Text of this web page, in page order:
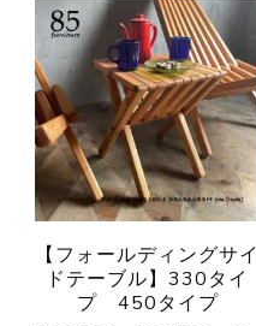
【フォールディングサイ
ドテーブル】330タイ
プ 450タイプ